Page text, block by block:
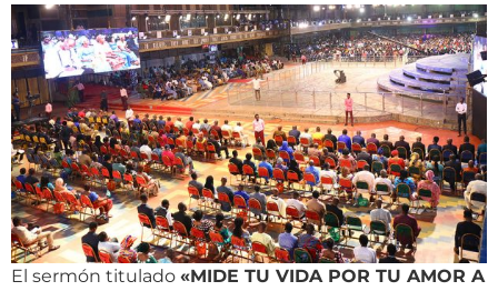
El sermón titulado «MIDE TU VIDA POR TU AMOR A